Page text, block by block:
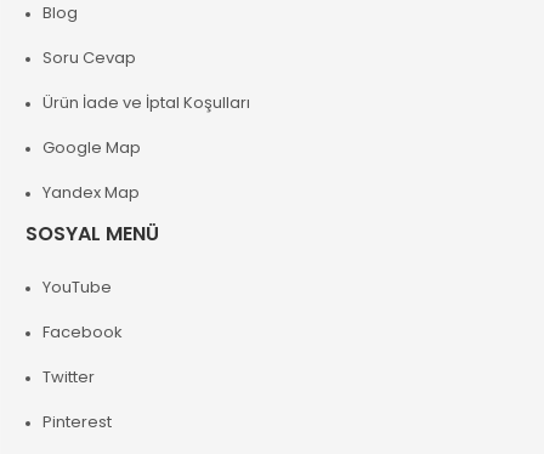
Blog
Soru Cevap
Ürün İade ve İptal Koşulları
Google Map
Yandex Map
SOSYAL MENÜ
YouTube
Facebook
Twitter
Pinterest